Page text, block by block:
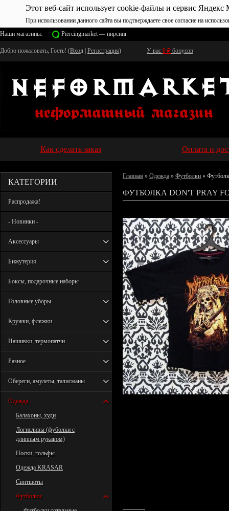
Этот веб-сайт использует cookie-файлы и сервис Яндекс
При использовании данного сайта вы подтверждаете свое согласие на
Наши магазины:
Piercingmarket — пирсинг
Добро пожаловать, Гость! (Вход Регистрация) У вас 0 ₽ бонусов
Как сделать заказ Оплата и
КАТЕГОРИИ
Распродажа!
- Новинки -
Аксессуары
Бижутерия
Боксы, подарочные наборы
Головные уборы
Кружки, фляжки
Нашивки, термопатчи
Разное
Обереги, амулеты, талисманы
Одежда
Балахоны, худи
Логнсливы (фуболки с
длинным рукавом)
Носки, гольфы
Одежда KRASAR
Свитшоты
Футболки
Главная » Одежда » Футболки »
ФУТБОЛКА DON'T PRAY